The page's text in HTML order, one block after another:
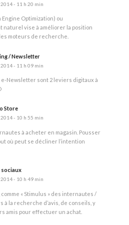
- 11 h 20 min
Engine Optimization) ou
naturel vise à améliorer la position
moteurs de recherche.
/ Newsletter
- 11 h 09 min
e-Newsletter sont 2 leviers digitaux à
Store
- 10 h 55 min
à acheter en magasin. Pousser
où peut se décliner l’intention
sociaux
- 10 h 49 min
comme « Stimulus » des internautes /
à la recherche d’avis, de conseils, y
amis pour effectuer un achat.